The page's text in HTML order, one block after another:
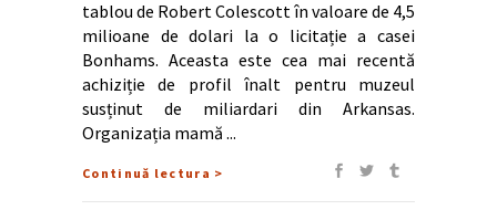
tablou de Robert Colescott în valoare de 4,5
milioane de dolari la o licitație a casei
Bonhams. Aceasta este cea mai recentă
achiziție de profil înalt pentru muzeul
susținut de miliardari din Arkansas.
Organizația mamă
Continuă lectura >